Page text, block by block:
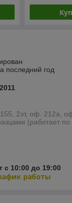
последний год
2эт, оф. 212а,
(работает по
с 10:00 до 19:00
работы